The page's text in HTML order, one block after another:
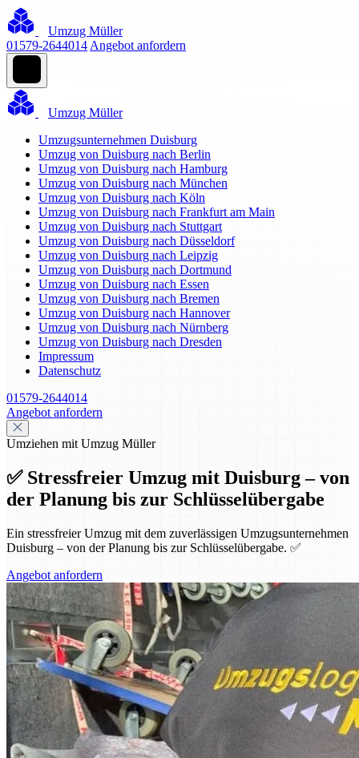
Umzug Müller
01579-2644014 Angebot anfordern
Umzug Müller
Umzugsunternehmen Duisburg
Umzug von Duisburg nach Berlin
Umzug von Duisburg nach Hamburg
Umzug von Duisburg nach München
Umzug von Duisburg nach Köln
Umzug von Duisburg nach Frankfurt am Main
Umzug von Duisburg nach Stuttgart
Umzug von Duisburg nach Düsseldorf
Umzug von Duisburg nach Leipzig
Umzug von Duisburg nach Dortmund
Umzug von Duisburg nach Essen
Umzug von Duisburg nach Bremen
Umzug von Duisburg nach Hannover
Umzug von Duisburg nach Nürnberg
Umzug von Duisburg nach Dresden
Impressum
Datenschutz
01579-2644014
Angebot anfordern
Umziehen mit Umzug Müller
✅ Stressfreier Umzug mit Duisburg – von
der Planung bis zur Schlüsselübergabe
Ein stressfreier Umzug mit dem zuverlässigen Umzugsunternehmen
Duisburg – von der Planung bis zur Schlüsselübergabe. ✅
Angebot anfordern